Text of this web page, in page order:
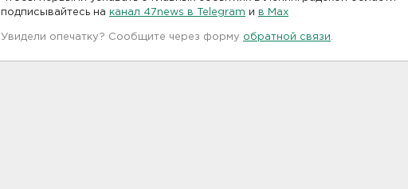
подписывайтесь на канал 47news в Telegram и в Maх
Увидели опечатку? Сообщите через форму обратной связи